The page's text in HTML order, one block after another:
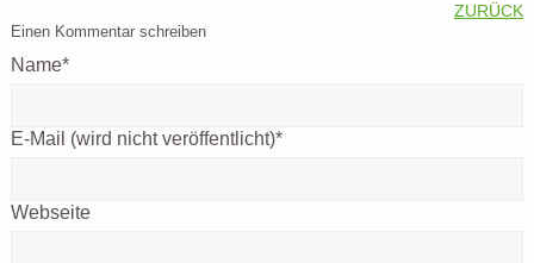
ZURÜCK
Einen Kommentar schreiben
Name*
E-Mail (wird nicht veröffentlicht)*
Webseite